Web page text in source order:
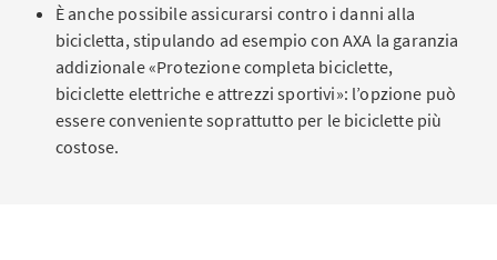
È anche possibile assicurarsi contro i danni alla
bicicletta, stipulando ad esempio con AXA la garanzia
addizionale «Protezione completa biciclette,
biciclette elettriche e attrezzi sportivi»: l’opzione può
essere conveniente soprattutto per le biciclette più
costose.